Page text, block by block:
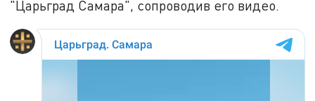
"Царьград Самара", сопроводив его видео.